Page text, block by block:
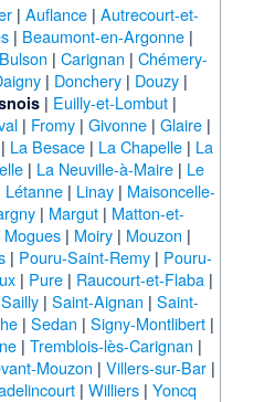
| Auflance | Autrecourt-et-
| Beaumont-en-Argonne|
Bulson | Carignan | Chémery-
| Donchery| Douzy|
| Euilly-et-Lombut |
| Fromy | Givonne | Glaire |
La Besace| La Chapelle| La
| La Neuville-à-Maire| Le
Létanne | Linay | Maisoncelle-
| Margut| Matton-et-
Mogues| Moiry| Mouzon |
| Pouru-Saint-Remy| Pouru-
| Pure| Raucourt-et-Flaba|
Sailly | Saint-Aignan | Saint-
| Sedan | Signy-Montlibert |
| Tremblois-lès-Carignan |
Mouzon | Villers-sur-Bar|
| Williers| Yoncq